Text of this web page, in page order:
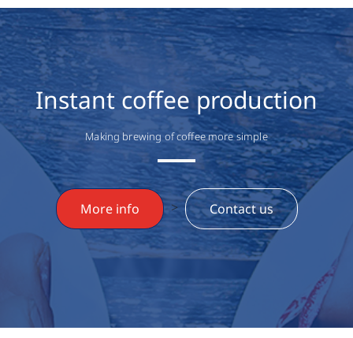
Instant coffee production
Making brewing of coffee more simple
More info > Contact us